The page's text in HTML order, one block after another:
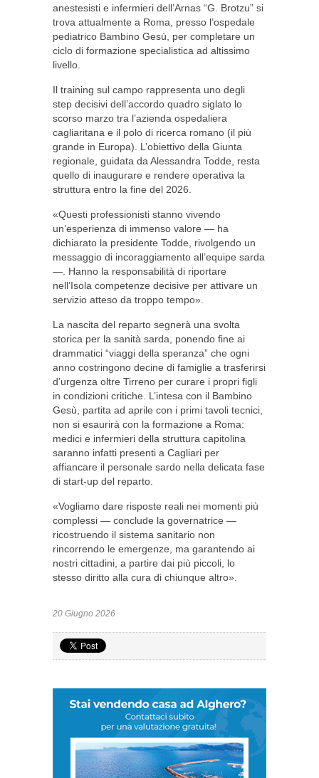
anestesisti e infermieri dell’Arnas “G. Brotzu” si
trova attualmente a Roma, presso l’ospedale
pediatrico Bambino Gesù, per completare un
ciclo di formazione specialistica ad altissimo
livello.
Il training sul campo rappresenta uno degli
step decisivi dell’accordo quadro siglato lo
scorso marzo tra l’azienda ospedaliera
cagliaritana e il polo di ricerca romano (il più
grande in Europa). L’obiettivo della Giunta
regionale, guidata da Alessandra Todde, resta
quello di inaugurare e rendere operativa la
struttura entro la fine del 2026.
«Questi professionisti stanno vivendo
un’esperienza di immenso valore — ha
dichiarato la presidente Todde, rivolgendo un
messaggio di incoraggiamento all’equipe sarda
—. Hanno la responsabilità di riportare
nell’Isola competenze decisive per attivare un
servizio atteso da troppo tempo».
La nascita del reparto segnerà una svolta
storica per la sanità sarda, ponendo fine ai
drammatici “viaggi della speranza” che ogni
anno costringono decine di famiglie a trasferirsi
d’urgenza oltre Tirreno per curare i propri figli
in condizioni critiche. L’intesa con il Bambino
Gesù, partita ad aprile con i primi tavoli tecnici,
non si esaurirà con la formazione a Roma:
medici e infermieri della struttura capitolina
saranno infatti presenti a Cagliari per
affiancare il personale sardo nella delicata fase
di start-up del reparto.
«Vogliamo dare risposte reali nei momenti più
complessi — conclude la governatrice —
ricostruendo il sistema sanitario non
rincorrendo le emergenze, ma garantendo ai
nostri cittadini, a partire dai più piccoli, lo
stesso diritto alla cura di chiunque altro».
20 Giugno 2026